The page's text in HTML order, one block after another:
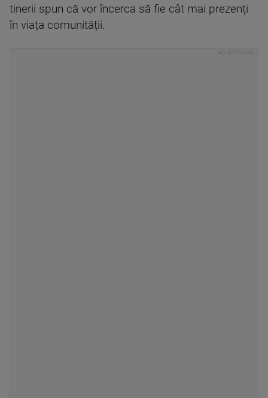
tinerii spun că vor încerca să fie cât mai prezenți
în viața comunității.